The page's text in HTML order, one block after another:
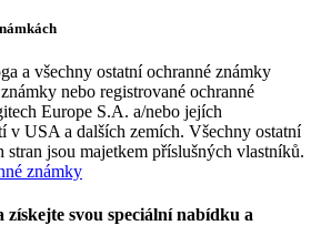
a všechny ostatní ochranné známky
nebo registrované ochranné
Europe S.A. a/nebo jejích
v USA a dalších zemích. Všechny ostatní
stran jsou majetkem příslušných vlastníků.
známky
získejte svou speciální nabídku a